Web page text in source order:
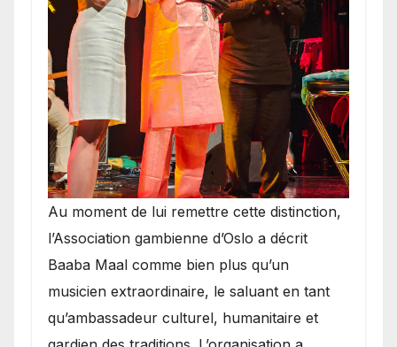
​Au moment de lui remettre cette distinction,
l’Association gambienne d’Oslo a décrit
Baaba Maal comme bien plus qu’un
musicien extraordinaire, le saluant en tant
qu’ambassadeur culturel, humanitaire et